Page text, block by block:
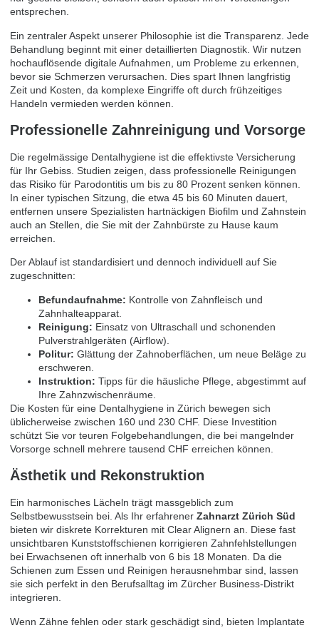
entsprechen.
Ein zentraler Aspekt unserer Philosophie ist die Transparenz. Jede
Behandlung beginnt mit einer detaillierten Diagnostik. Wir nutzen
hochauflösende digitale Aufnahmen, um Probleme zu erkennen,
bevor sie Schmerzen verursachen. Dies spart Ihnen langfristig
Zeit und Kosten, da komplexe Eingriffe oft durch frühzeitiges
Handeln vermieden werden können.
Professionelle Zahnreinigung und Vorsorge
Die regelmässige Dentalhygiene ist die effektivste Versicherung
für Ihr Gebiss. Studien zeigen, dass professionelle Reinigungen
das Risiko für Parodontitis um bis zu 80 Prozent senken können.
In einer typischen Sitzung, die etwa 45 bis 60 Minuten dauert,
entfernen unsere Spezialisten hartnäckigen Biofilm und Zahnstein
auch an Stellen, die Sie mit der Zahnbürste zu Hause kaum
erreichen.
Der Ablauf ist standardisiert und dennoch individuell auf Sie
zugeschnitten:
Befundaufnahme: Kontrolle von Zahnfleisch und
Zahnhalteapparat.
Reinigung: Einsatz von Ultraschall und schonenden
Pulverstrahlgeräten (Airflow).
Politur: Glättung der Zahnoberflächen, um neue Beläge zu
erschweren.
Instruktion: Tipps für die häusliche Pflege, abgestimmt auf
Ihre Zahnzwischenräume.
Die Kosten für eine Dentalhygiene in Zürich bewegen sich
üblicherweise zwischen 160 und 230 CHF. Diese Investition
schützt Sie vor teuren Folgebehandlungen, die bei mangelnder
Vorsorge schnell mehrere tausend CHF erreichen können.
Ästhetik und Rekonstruktion
Ein harmonisches Lächeln trägt massgeblich zum
Selbstbewusstsein bei. Als Ihr erfahrener Zahnarzt Zürich Süd
bieten wir diskrete Korrekturen mit Clear Alignern an. Diese fast
unsichtbaren Kunststoffschienen korrigieren Zahnfehlstellungen
bei Erwachsenen oft innerhalb von 6 bis 18 Monaten. Da die
Schienen zum Essen und Reinigen herausnehmbar sind, lassen
sie sich perfekt in den Berufsalltag im Zürcher Business-Distrikt
integrieren.
Wenn Zähne fehlen oder stark geschädigt sind, bieten Implantate